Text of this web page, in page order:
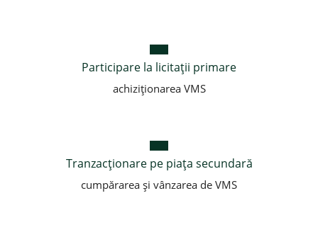
Participare la licitații primare
achiziționarea VMS
Tranzacționare pe piața secundară
cumpărarea și vânzarea de VMS